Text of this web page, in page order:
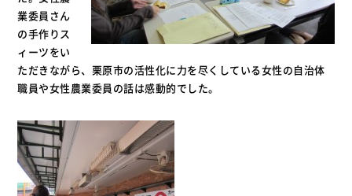
業委員さん
の手作りス
ィーツをい
ただきながら、栗原市の活性化に力を尽くしている女性の自治体
職員や女性農業委員の話は感動的でした。